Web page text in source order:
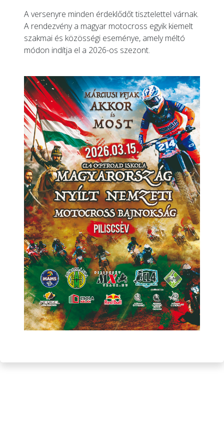
A versenyre minden érdeklődőt tisztelettel várnak.
A rendezvény a magyar motocross egyik kiemelt
szakmai és közösségi eseménye, amely méltó
módon indítja el a 2026-os szezont.